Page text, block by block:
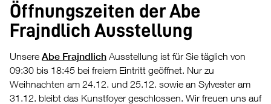
Öffnungszeiten der Abe
Frajndlich Ausstellung
Unsere Abe Frajndlich Ausstellung ist für Sie täglich von
09:30 bis 18:45 bei freiem Eintritt geöffnet. Nur zu
Weihnachten am 24.12. und 25.12. sowie an Sylvester am
31.12. bleibt das Kunstfoyer geschlossen. Wir freuen uns auf